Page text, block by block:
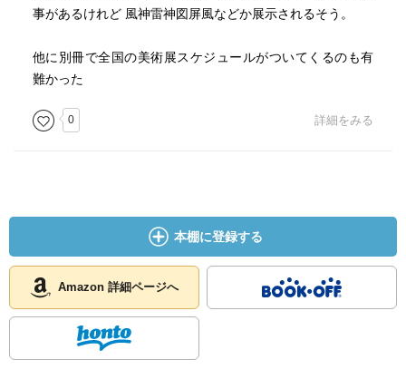
BOOKと、「書く習慣」で美術鑑賞の楽しみが広がる アー
ト鑑賞の手帳が付いている。
事があるけれど 風神雷神図屏風などか展示されるそう。
他に別冊で全国の美術展スケジュールがついてくるのも有
難かった
0 詳細をみる
本棚に登録する
Amazon 詳細ページへ